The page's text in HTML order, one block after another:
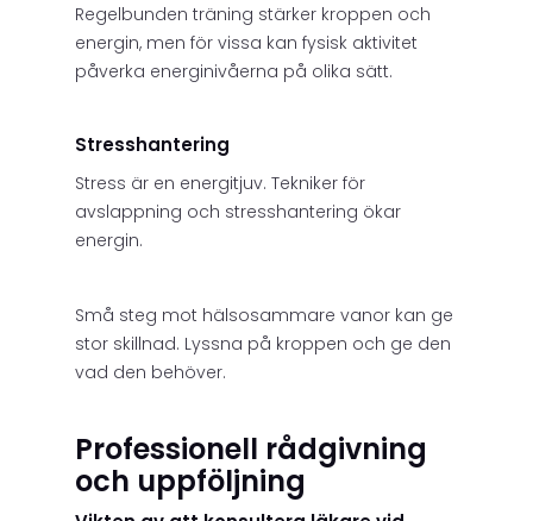
Regelbunden träning stärker kroppen och
energin, men för vissa kan fysisk aktivitet
påverka energinivåerna på olika sätt.
Stresshantering
Stress är en energitjuv. Tekniker för
avslappning och stresshantering ökar
energin.
Små steg mot hälsosammare vanor kan ge
stor skillnad. Lyssna på kroppen och ge den
vad den behöver.
Professionell rådgivning
och uppföljning